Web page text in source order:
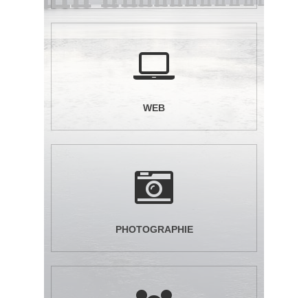
WEB
PHOTOGRAPHIE